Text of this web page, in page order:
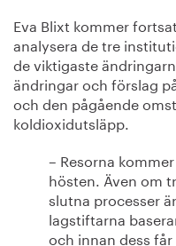
Eva Blixt kommer
analysera de tre
de viktigaste
ändringar och förslag
och den pågående
koldioxidutsläpp.
– Resorna
hösten. Även om
slutna processer
lagstiftarna
och innan dess